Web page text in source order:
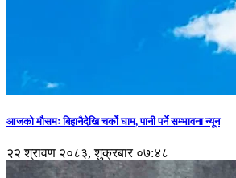
आजको मौसमः बिहानैदेखि चर्को घाम, पानी पर्ने सम्भावना न्यून
२२ श्रावण २०८३, शुक्रबार ०७:४८